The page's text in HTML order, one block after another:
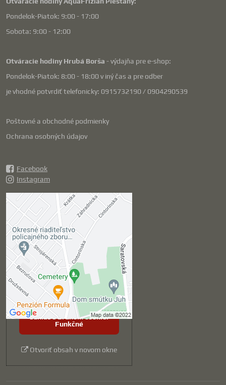
Pondelok-Piatok: 9:00 - 17:00
Sobota: 9:00 - 12:00
Otváracie hodiny Hrubá Borša - výdajňa pre e-shop:
Pondelok-Piatok: 8:00 - 18:00 v iný čas a pre odber
je vhodné potvrdiť telefonicky: 0915732190 / 0904290539
Poštovné a obchodné podmienky
Ochrana osobných údajov
Facebook
Instagram
Externý obsah je
blokovaný Voľbami
súkromia
Prajete si načítať externý obsah?
Povoliť tentokrát
Povoliť a zapamätať -
súhlas s druhom cookie:
Funkčné
Otvoriť obsah v novom okne